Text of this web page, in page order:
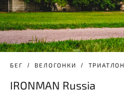
БЕГ ВЕЛОГОНКИ ТРИАТЛОН
IRONMAN Russia